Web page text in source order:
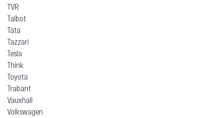
TVR
Talbot
Tata
Tazzari
Tesla
Think
Toyota
Trabant
Vauxhall
Volkswagen